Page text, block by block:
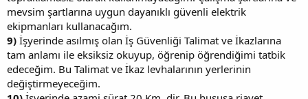
mevsim şartlarına uygun dayanıklı güvenli elektrik
ekipmanları kullanacağım.
9) İşyerinde asılmış olan İş Güvenliği Talimat ve İkazlarına
tam anlamı ile eksiksiz okuyup, öğrenip öğrendiğimi tatbik
edeceğim. Bu Talimat ve İkaz levhalarının yerlerinin
değiştirmeyeceğim.